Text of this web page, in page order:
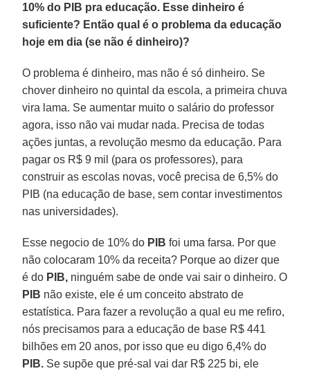
10% do PIB pra educação. Esse dinheiro é
suficiente? Então qual é o problema da educação
hoje em dia (se não é dinheiro)?
O problema é dinheiro, mas não é só dinheiro. Se
chover dinheiro no quintal da escola, a primeira chuva
vira lama. Se aumentar muito o salário do professor
agora, isso não vai mudar nada. Precisa de todas
ações juntas, a revolução mesmo da educação. Para
pagar os R$ 9 mil (para os professores), para
construir as escolas novas, você precisa de 6,5% do
PIB (na educação de base, sem contar investimentos
nas universidades).
Esse negocio de 10% do PIB foi uma farsa. Por que
não colocaram 10% da receita? Porque ao dizer que
é do PIB, ninguém sabe de onde vai sair o dinheiro. O
PIB não existe, ele é um conceito abstrato de
estatística. Para fazer a revolução a qual eu me refiro,
nós precisamos para a educação de base R$ 441
bilhões em 20 anos, por isso que eu digo 6,4% do
PIB. Se supõe que pré-sal vai dar R$ 225 bi, ele